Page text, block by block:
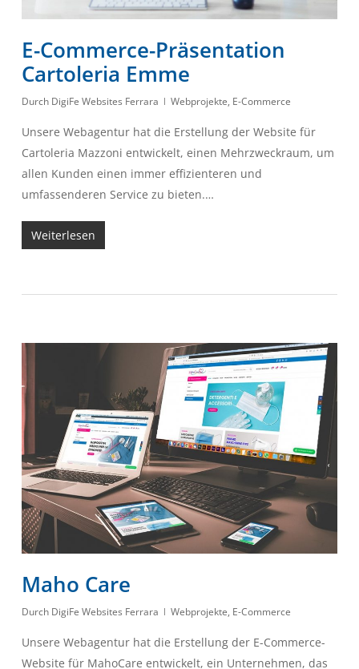
E-Commerce-Präsentation
Cartoleria Emme
Durch DigiFe Websites Ferrara Webprojekte, E-Commerce
Unsere Webagentur hat die Erstellung der Website für
Cartoleria Mazzoni entwickelt, einen Mehrzweckraum, um
allen Kunden einen immer effizienteren und
umfassenderen Service zu bieten.…
Weiterlesen
Maho Care
Durch DigiFe Websites Ferrara Webprojekte, E-Commerce
Unsere Webagentur hat die Erstellung der E-Commerce-
Website für MahoCare entwickelt, ein Unternehmen, das